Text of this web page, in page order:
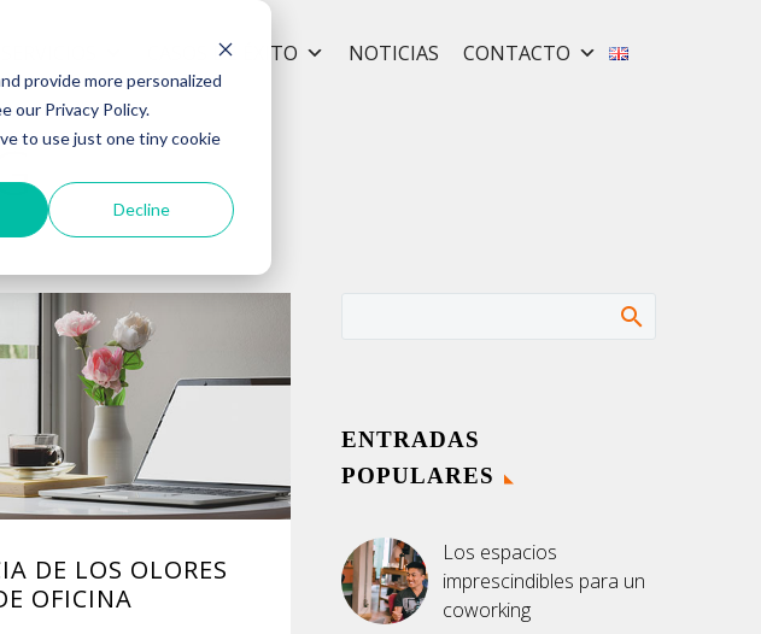
provide more personalized
our Privacy Policy.
to use just one tiny cookie
Decline
CASOS DE ÉXITO NOTICIAS CONTACTO
DE LOS OLORES
OFICINA
ENTRADAS
POPULARES
Los espacios
imprescindibles para un
coworking